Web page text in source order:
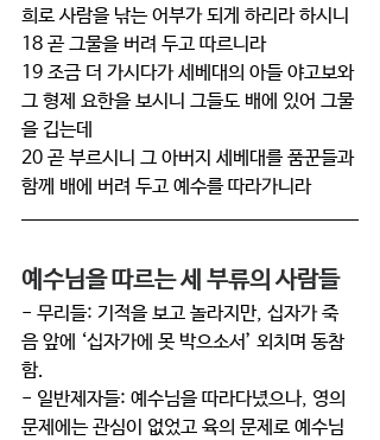
희로 사람을 낚는 어부가 되게 하리라 하시니
18 곧 그물을 버려 두고 따르니라
19 조금 더 가시다가 세베대의 아들 야고보와
그 형제 요한을 보시니 그들도 배에 있어 그물
을 깁는데
20 곧 부르시니 그 아버지 세베대를 품꾼들과
함께 배에 버려 두고 예수를 따라가니라
예수님을 따르는 세 부류의 사람들
- 무리들: 기적을 보고 놀라지만, 십자가 죽
음 앞에 ‘십자가에 못 박으소서’ 외치며 동참
함.
- 일반제자들: 예수님을 따라다녔으나, 영의
문제에는 관심이 없었고 육의 문제로 예수님